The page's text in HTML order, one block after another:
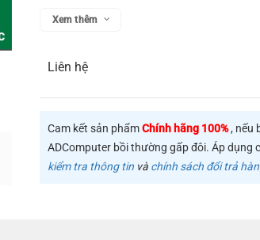
Xem thêm
Liên hệ
Cam kết sản phẩmChính hãng 100%, nếu
ADComputer bồi thường gấp đôi. Áp dụng
kiểm tra thông tin và chính sách đổi trả